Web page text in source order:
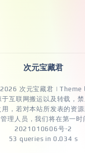
次元宝藏君
次元宝藏君 | Theme
互联网搬运以及转载，禁
，若对本站所发表的资
理人员，我们将在第一时
2021010606号-2
53 queries in 0.034 s